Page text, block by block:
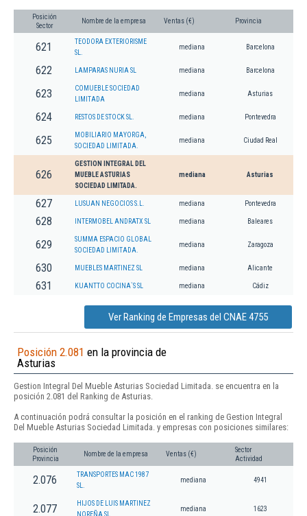
Posición
Sector
Nombre de la empresa Ventas (€) Provincia
621
TEODORA EXTERIORISME
SL.
mediana Barcelona
622 LAMPARAS NURIA SL mediana Barcelona
623
COMUEBLE SOCIEDAD
LIMITADA
mediana Asturias
624 RESTOS DE STOCK SL. mediana Pontevedra
625
MOBILIARIO MAYORGA,
SOCIEDAD LIMITADA.
mediana Ciudad Real
626
GESTION INTEGRAL DEL
MUEBLE ASTURIAS
SOCIEDAD LIMITADA.
mediana Asturias
627 LUSUAN NEGOCIOS S.L. mediana Pontevedra
628 INTERMOBEL ANDRATX SL mediana Baleares
629
SUMMA ESPACIO GLOBAL
SOCIEDAD LIMITADA.
mediana Zaragoza
630 MUEBLES MARTINEZ SL mediana Alicante
631 KUANTTO COCINA`S SL mediana Cádiz
Ver Ranking de Empresas del CNAE 4755
Posición 2.081 en la provincia de
Asturias
Gestion Integral Del Mueble Asturias Sociedad Limitada. se encuentra en la
posición 2.081 del Ranking de Asturias.
A continuación podrá consultar la posición en el ranking de Gestion Integral
Del Mueble Asturias Sociedad Limitada. y empresas con posiciones similares:
Posición
Provincia
Nombre de la empresa Ventas (€)
Sector
Actividad
2.076
TRANSPORTES MAC 1987
SL.
mediana 4941
2.077
HIJOS DE LUIS MARTINEZ
mediana 1623